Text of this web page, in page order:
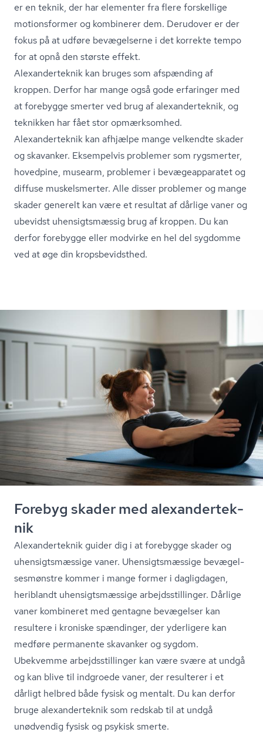
er en teknik, der har elementer fra flere forskellige
motionsformer og kombinerer dem. Derudover er der
fokus på at udføre bevægelserne i det korrekte tempo
for at opnå den største effekt.
Ale­xan­der­tek­nik kan bruges som afspænding af
kroppen. Derfor har mange også gode erfaringer med
at forebygge smerter ved brug af ale­xan­der­tek­nik, og
teknikken har fået stor opmærksomhed.
Ale­xan­der­tek­nik kan afhjælpe mange velkendte skader
og skavanker. Eksempelvis problemer som rygsmerter,
hovedpine, musearm, problemer i be­væ­ge­ap­pa­ra­tet og
diffuse muskelsmerter. Alle disser problemer og mange
skader generelt kan være et resultat af dårlige vaner og
ubevidst uhen­sigts­mæs­sig brug af kroppen. Du kan
derfor forebygge eller modvirke en hel del sygdomme
ved at øge din kro­ps­be­vidst­hed.
Forebyg skader med ale­xan­der­tek­
nik
Ale­xan­der­tek­nik guider dig i at forebygge skader og
uhen­sigts­mæs­si­ge vaner. Uhen­sigts­mæs­si­ge be­væ­gel­
ses­møn­stre kommer i mange former i dagligdagen,
heriblandt uhen­sigts­mæs­si­ge ar­bejds­stil­lin­ger. Dårlige
vaner kombineret med gentagne bevægelser kan
resultere i kroniske spændinger, der yderligere kan
medføre permanente skavanker og sygdom.
Ubekvemme ar­bejds­stil­lin­ger kan være svære at undgå
og kan blive til indgroede vaner, der resulterer i et
dårligt helbred både fysisk og mentalt. Du kan derfor
bruge ale­xan­der­tek­nik som redskab til at undgå
unødvendig fysisk og psykisk smerte.